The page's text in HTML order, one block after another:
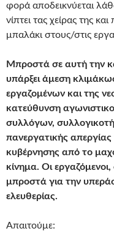
φορά αποδεικνύεται
νίπτει τας χείρας της
μπαλάκι στους/στις
Μπροστά σε αυτή την
υπάρξει άμεση
εργαζομένων και της
κατεύθυνση
συλλόγων,
πανεργατικής
κυβέρνησης από το
κίνημα. Οι
μπροστά για την
ελευθερίας.
Απαιτούμε: